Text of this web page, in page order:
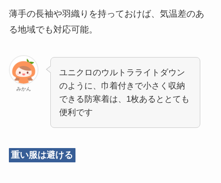
薄手の長袖や羽織りを持っておけば、気温差のあ
る地域でも対応可能。
みかん
ユニクロのウルトラライトダウン
のように、巾着付きで小さく収納
できる防寒着は、1枚あるととても
便利です
重い服は避ける